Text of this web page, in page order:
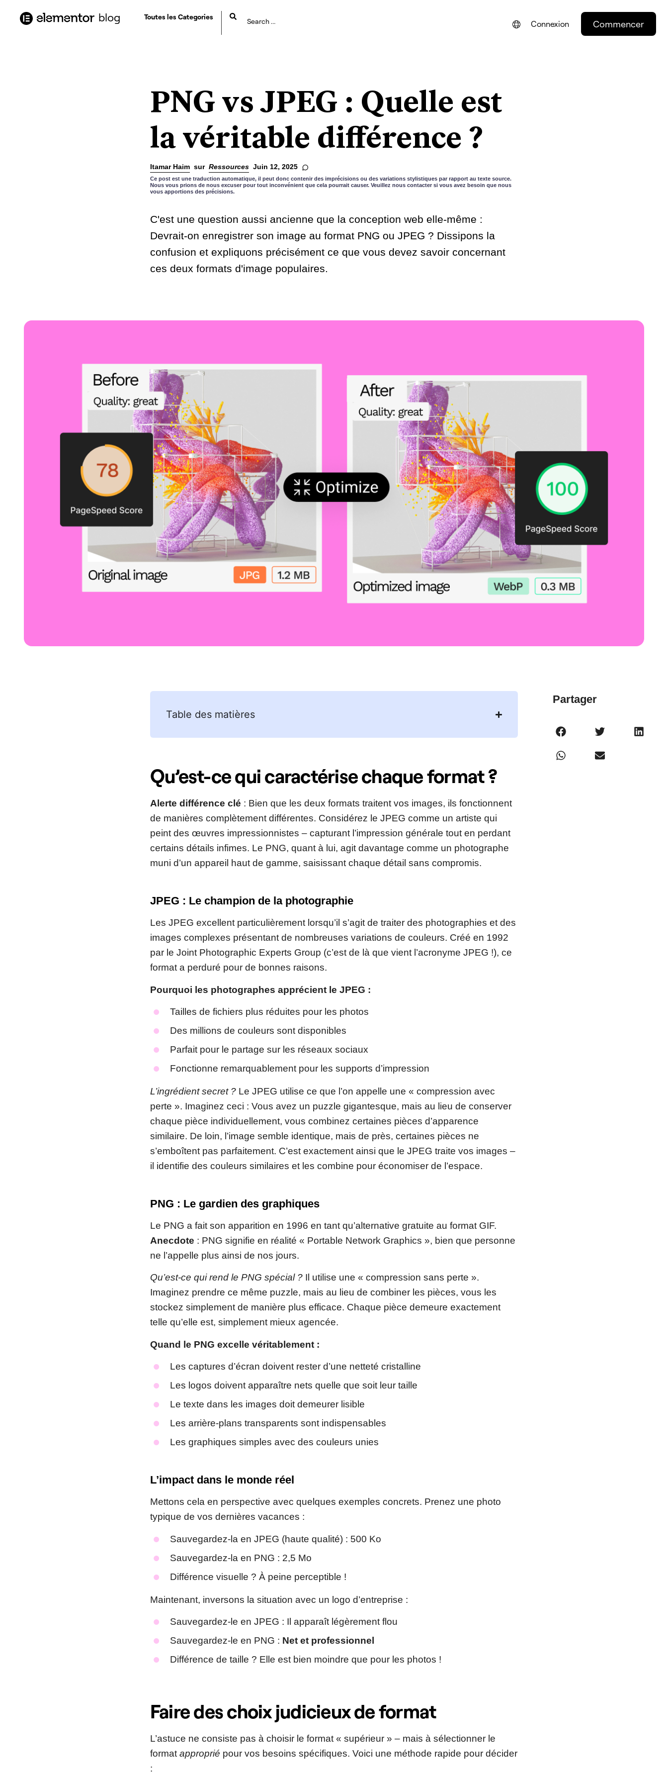
principal
blog Toutes les Categories
DEUTSCH
PORTUGUÊS
ESPAÑOL
Connexion Commencer
PNG vs JPEG : Quelle est
la véritable différence ?
Itamar Haim sur Ressources Juin 12, 2025
Ce post est une traduction automatique, il peut donc contenir des imprécisions ou des variations stylistiques par rapport au texte source.
Nous vous prions de nous excuser pour tout inconvénient que cela pourrait causer. Veuillez nous contacter si vous avez besoin que nous
vous apportions des précisions.
C'est une question aussi ancienne que la conception web elle-même :
Devrait-on enregistrer son image au format PNG ou JPEG ? Dissipons la
confusion et expliquons précisément ce que vous devez savoir concernant
ces deux formats d'image populaires.
Table des matières
Qu’est-ce qui caractérise chaque format ?
Alerte différence clé : Bien que les deux formats traitent vos images, ils fonctionnent
de manières complètement différentes. Considérez le JPEG comme un artiste qui
peint des œuvres impressionnistes – capturant l’impression générale tout en perdant
certains détails infimes. Le PNG, quant à lui, agit davantage comme un photographe
muni d’un appareil haut de gamme, saisissant chaque détail sans compromis.
JPEG : Le champion de la photographie
Les JPEG excellent particulièrement lorsqu’il s’agit de traiter des photographies et des
images complexes présentant de nombreuses variations de couleurs. Créé en 1992
par le Joint Photographic Experts Group (c’est de là que vient l’acronyme JPEG !), ce
format a perduré pour de bonnes raisons.
Pourquoi les photographes apprécient le JPEG :
Tailles de fichiers plus réduites pour les photos
Des millions de couleurs sont disponibles
Parfait pour le partage sur les réseaux sociaux
Fonctionne remarquablement pour les supports d’impression
L’ingrédient secret ? Le JPEG utilise ce que l’on appelle une « compression avec
perte ». Imaginez ceci : Vous avez un puzzle gigantesque, mais au lieu de conserver
chaque pièce individuellement, vous combinez certaines pièces d’apparence
similaire. De loin, l’image semble identique, mais de près, certaines pièces ne
s’emboîtent pas parfaitement. C’est exactement ainsi que le JPEG traite vos images –
il identifie des couleurs similaires et les combine pour économiser de l’espace.
PNG : Le gardien des graphiques
Le PNG a fait son apparition en 1996 en tant qu’alternative gratuite au format GIF.
Anecdote : PNG signifie en réalité « Portable Network Graphics », bien que personne
ne l’appelle plus ainsi de nos jours.
Qu’est-ce qui rend le PNG spécial ? Il utilise une « compression sans perte ».
Imaginez prendre ce même puzzle, mais au lieu de combiner les pièces, vous les
stockez simplement de manière plus efficace. Chaque pièce demeure exactement
telle qu’elle est, simplement mieux agencée.
Quand le PNG excelle véritablement :
Les captures d’écran doivent rester d’une netteté cristalline
Les logos doivent apparaître nets quelle que soit leur taille
Le texte dans les images doit demeurer lisible
Les arrière-plans transparents sont indispensables
Les graphiques simples avec des couleurs unies
L’impact dans le monde réel
Mettons cela en perspective avec quelques exemples concrets. Prenez une photo
typique de vos dernières vacances :
Sauvegardez-la en JPEG (haute qualité) : 500 Ko
Sauvegardez-la en PNG : 2,5 Mo
Différence visuelle ? À peine perceptible !
Maintenant, inversons la situation avec un logo d’entreprise :
Sauvegardez-le en JPEG : Il apparaît légèrement flou
Sauvegardez-le en PNG : Net et professionnel
Différence de taille ? Elle est bien moindre que pour les photos !
Faire des choix judicieux de format
L’astuce ne consiste pas à choisir le format « supérieur » – mais à sélectionner le
format approprié pour vos besoins spécifiques. Voici une méthode rapide pour décider
:
Partager